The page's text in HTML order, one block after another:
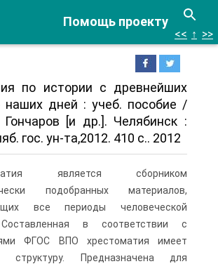
Помощь проекту
<< ↑ >>
по истории с древнейших
наших дней : учеб. пособие /
[и др.]. Челябинск :
гос. ун-та,2012. 410 с.. 2012
является сборником
подобранных ма­териалов,
все периоды человеческой
в соответствии с
ФГОС ВПО хрестоматия имеет
структуру. Предназначена для